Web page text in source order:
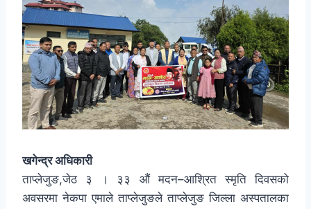
खगेन्द्र अधिकारी
ताप्लेजुङ,जेठ ३ । ३३ औं मदन–आश्रित स्मृति दिवसको
अवसरमा नेकपा एमाले ताप्लेजुङले ताप्लेजुङ जिल्ला अस्पतालका